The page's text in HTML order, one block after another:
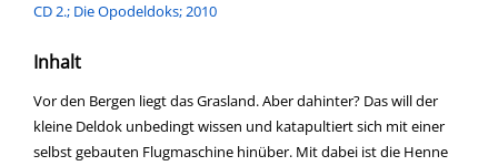
CD 2.; Die Opodeldoks; 2010
Inhalt
Vor den Bergen liegt das Grasland. Aber dahinter? Das will der
kleine Deldok unbedingt wissen und katapultiert sich mit einer
selbst gebauten Flugmaschine hinüber. Mit dabei ist die Henne